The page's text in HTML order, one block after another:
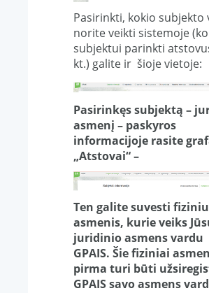
Pasirinkti, kokio subjekto
norite veikti sistemoje
subjektui parinkti
kt.) galite ir šioje vietoje:
Pasirinkęs subjektą –
asmenį – paskyros
informacijoje rasite
„Atstovai“ –
Ten galite suvesti
asmenis, kurie veiks
juridinio asmens vardu
GPAIS. Šie fiziniai
pirma turi būti
GPAIS savo asmens